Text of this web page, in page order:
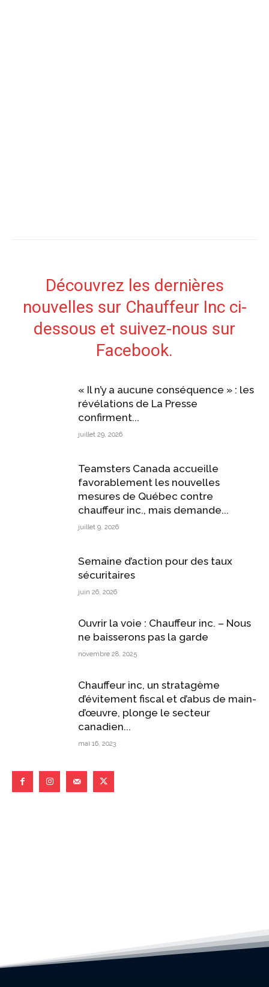
Découvrez les dernières
nouvelles sur Chauffeur Inc ci-
dessous et suivez-nous sur
Facebook.
« Il n’y a aucune conséquence » : les
révélations de La Presse
confirment...
juillet 29, 2026
Teamsters Canada accueille
favorablement les nouvelles
mesures de Québec contre
chauffeur inc., mais demande...
juillet 9, 2026
Semaine d’action pour des taux
sécuritaires
juin 26, 2026
Ouvrir la voie : Chauffeur inc. – Nous
ne baisserons pas la garde
novembre 28, 2025
Chauffeur inc, un stratagème
d’évitement fiscal et d’abus de main-
d’œuvre, plonge le secteur
canadien...
mai 16, 2023